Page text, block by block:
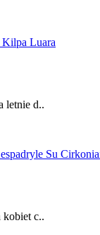
letnie d..
kobiet c..